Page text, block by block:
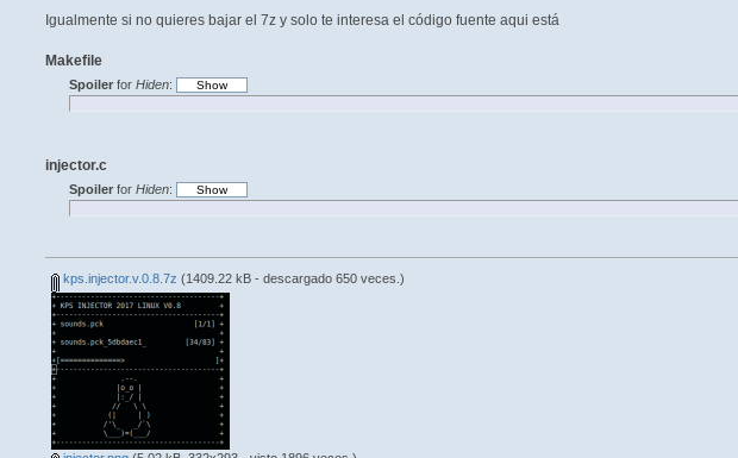
Igualmente si no quieres bajar el 7z y solo te interesa el código fuente aqui está
Makefile
Spoilerfor Hiden:
injector.c
Spoilerfor Hiden:
kps.injector.v.0.8.7z (1409.22 kB - descargado 650 veces.)